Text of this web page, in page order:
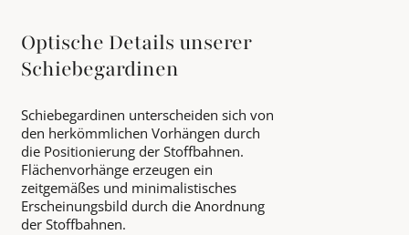
Optische Details unserer
Schiebegardinen
Schiebegardinen unterscheiden sich von
den herkömmlichen Vorhängen durch
die Positionierung der Stoffbahnen.
Flächenvorhänge erzeugen ein
zeitgemäßes und minimalistisches
Erscheinungsbild durch die Anordnung
der Stoffbahnen.